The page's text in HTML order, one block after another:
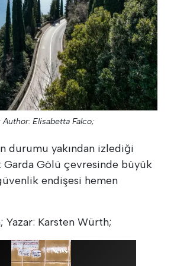
Author: Elisabetta Falco;
durumu yakından izlediği
Gölü çevresinde büyük
endişesi hemen
Yazar: Karsten Würth;